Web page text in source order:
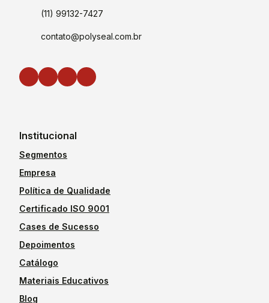
(11) 99132-7427
contato@polyseal.com.br
Institucional
Segmentos
Empresa
Política de Qualidade
Certificado ISO 9001
Cases de Sucesso
Depoimentos
Catálogo
Materiais Educativos
Blog